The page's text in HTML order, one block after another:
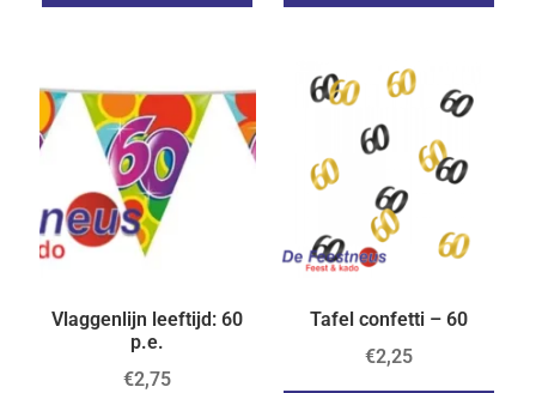
Vlaggenlijn leeftijd: 60
p.e.
€2,75
Tafel confetti – 60
€2,25